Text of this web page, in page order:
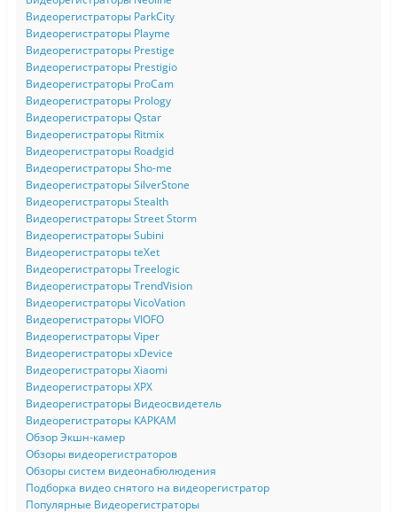
Видеорегистраторы ParkCity
Видеорегистраторы Playme
Видеорегистраторы Prestige
Видеорегистраторы Prestigio
Видеорегистраторы ProCam
Видеорегистраторы Prology
Видеорегистраторы Qstar
Видеорегистраторы Ritmix
Видеорегистраторы Roadgid
Видеорегистраторы Sho-me
Видеорегистраторы SilverStone
Видеорегистраторы Stealth
Видеорегистраторы Street Storm
Видеорегистраторы Subini
Видеорегистраторы teXet
Видеорегистраторы Treelogic
Видеорегистраторы TrendVision
Видеорегистраторы VicoVation
Видеорегистраторы VIOFO
Видеорегистраторы Viper
Видеорегистраторы xDevice
Видеорегистраторы Xiaomi
Видеорегистраторы XPX
Видеорегистраторы Видеосвидетель
Видеорегистраторы КАРКАМ
Обзор Экшн-камер
Обзоры видеорегистраторов
Обзоры систем видеонабюлюдения
Подборка видео снятого на видеорегистратор
Популярные Видеорегистраторы